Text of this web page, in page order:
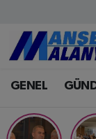
GENEL
Antalya
Antalya
Antalya